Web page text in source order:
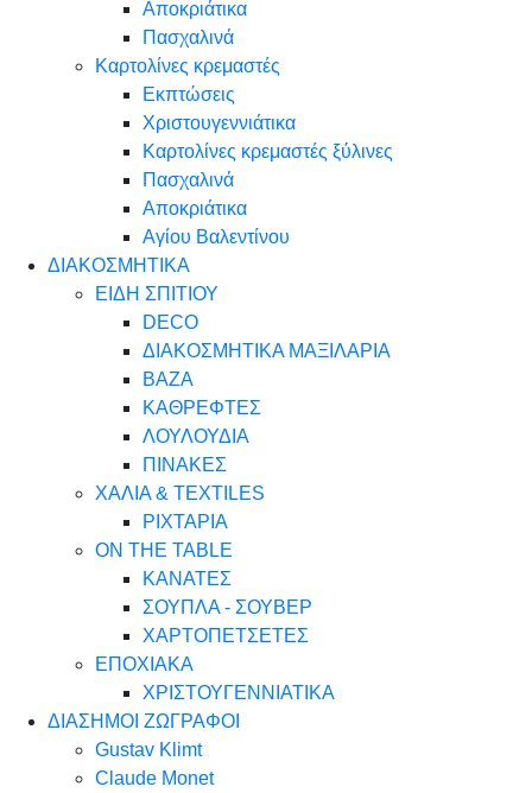
Αποκριάτικα
Πασχαλινά
Καρτολίνες κρεμαστές
Εκπτώσεις
Χριστουγεννιάτικα
Καρτολίνες κρεμαστές ξύλινες
Πασχαλινά
Αποκριάτικα
Αγίου Βαλεντίνου
ΔΙΑΚΟΣΜΗΤΙΚΑ
ΕΙΔΗ ΣΠΙΤΙΟΥ
DECO
ΔΙΑΚΟΣΜΗΤΙΚΑ ΜΑΞΙΛΑΡΙΑ
ΒΑΖΑ
ΚΑΘΡΕΦΤΕΣ
ΛΟΥΛΟΥΔΙΑ
ΠΙΝΑΚΕΣ
ΧΑΛΙΑ & TEXTILES
ΡΙΧΤΑΡΙΑ
ON THE TABLE
ΚΑΝΑΤΕΣ
ΣΟΥΠΛΑ - ΣΟΥΒΕΡ
ΧΑΡΤΟΠΕΤΣΕΤΕΣ
ΕΠΟΧΙΑΚΑ
ΧΡΙΣΤΟΥΓΕΝΝΙΑΤΙΚΑ
ΔΙΑΣΗΜΟΙ ΖΩΓΡΑΦΟΙ
Gustav Klimt
Claude Monet